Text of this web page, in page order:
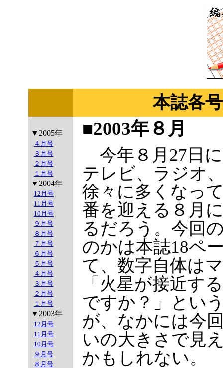
本誌各
▼2005年
４月号
３月号
２月号
１月号
▼2004年
12月号
11月号
10月号
９月号
８月号
７月号
６月号
５月号
４月号
３月号
２月号
１月号
▼2003年
12月号
11月号
10月号
９月号
８月号
■2003年８月
今年８月27日
テレビ、ラジオ
徐々に多くなっ
番を迎える８月
るだろう。今回
のかは本誌18ペ
て、数字自体は
「火星が接近す
ですか？」とい
が、なかには今
いの大きさで見
かもしれない。